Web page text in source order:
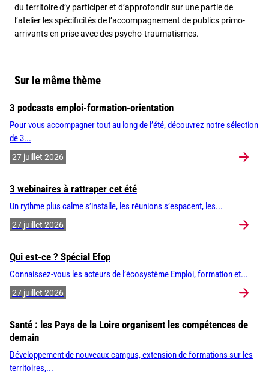
du territoire d’y participer et d’approfondir sur une partie de
l’atelier les spécificités de l’accompagnement de publics primo-
arrivants en prise avec des psycho-traumatismes.
Sur le même thème
3 podcasts emploi-formation-orientation
Pour vous accompagner tout au long de l’été, découvrez notre sélection
de 3...
27 juillet 2026
3 webinaires à rattraper cet été
Un rythme plus calme s’installe, les réunions s’espacent, les...
27 juillet 2026
Qui est-ce ? Spécial Efop
Connaissez-vous les acteurs de l’écosystème Emploi, formation et...
27 juillet 2026
Santé : les Pays de la Loire organisent les compétences de
demain
Développement de nouveaux campus, extension de formations sur les
territoires,...